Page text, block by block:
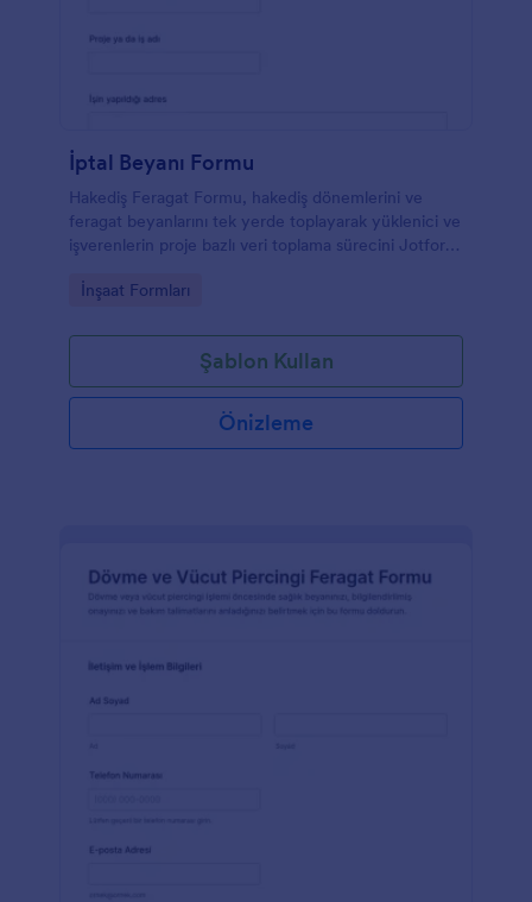
İptal Beyanı Formu
Hakediş Feragat Formu, hakediş dönemlerini ve
feragat beyanlarını tek yerde toplayarak yüklenici ve
işverenlerin proje bazlı veri toplama sürecini Jotform
Go to Category:
İnşaat Formları
Şablon Kullan
Önizleme